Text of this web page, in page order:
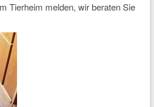
Tierheim melden, wir beraten Sie